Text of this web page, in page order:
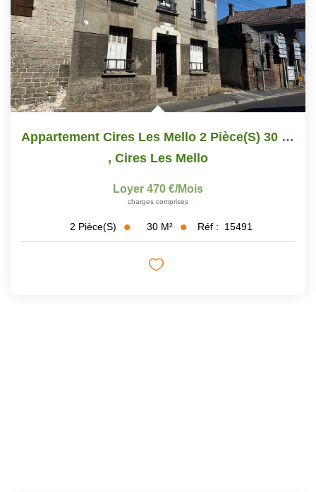
Appartement Cires Les Mello 2 Pièce(s) 30 M2
, Cires Les Mello
Loyer 470 €/mois
charges comprises
2 Pièce(s) 30 M² Réf : 15491